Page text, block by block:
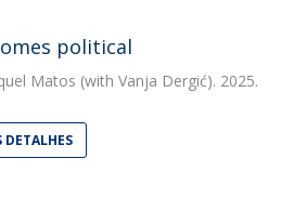
political
Matos (with Vanja Dergić). 2025.
DETALHES